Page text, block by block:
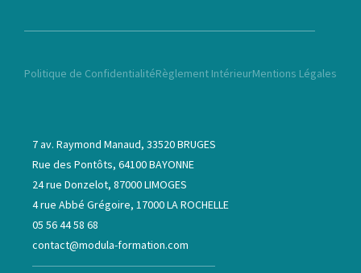
Politique de ConfidentialitéRèglement IntérieurMentions Légales
7 av. Raymond Manaud, 33520 BRUGES
Rue des Pontôts, 64100 BAYONNE
24 rue Donzelot, 87000 LIMOGES
4 rue Abbé Grégoire, 17000 LA ROCHELLE
05 56 44 58 68
contact@modula-formation.com